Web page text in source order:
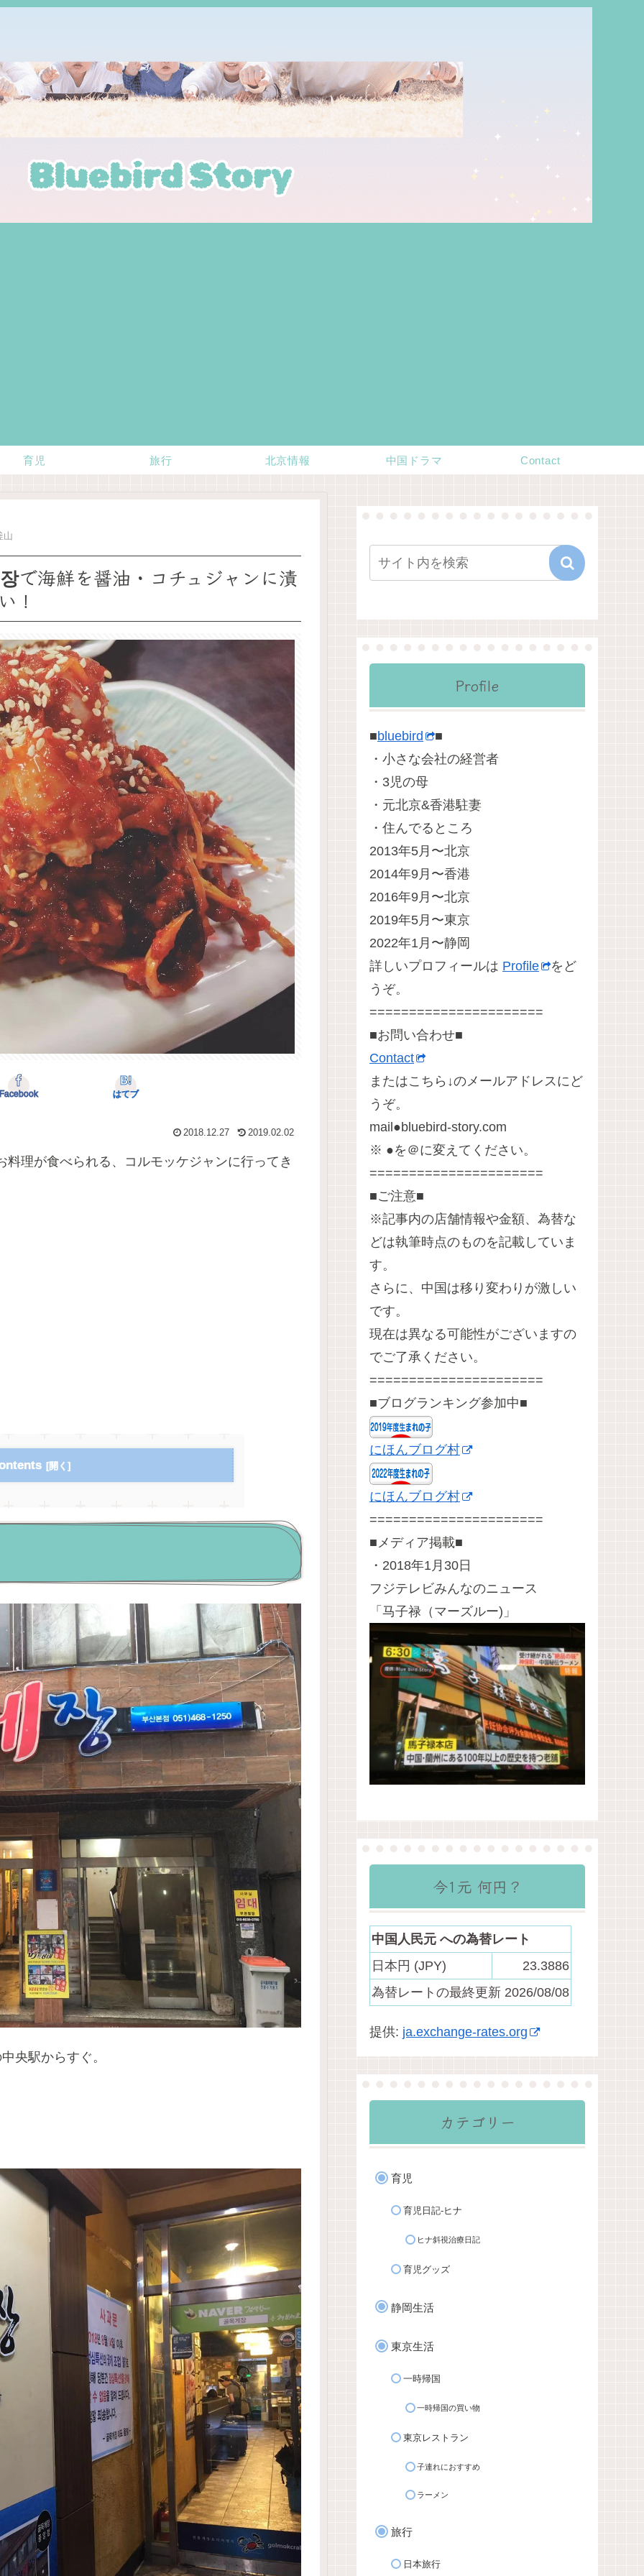
育児 旅行 北京情報 中国ドラマ Contact
山
で海鮮を醤油・コチュジャンに漬
！
はてブ
2018.12.27 2019.02.02
理が食べられる、コルモッケジャンに行ってき
央駅からすぐ。
Profile
■bluebird
■
・小さな会社の経営者
・3児の母
・元北京&香港駐妻
・住んでるところ
2013年5月〜北京
2014年9月〜香港
2016年9月〜北京
2019年5月〜東京
2022年1月〜静岡
詳しいプロフィールは Profile
をど
うぞ。
======================
■お問い合わせ■
Contact
またはこちら↓のメールアドレスにど
うぞ。
mail●bluebird-story.com
※ ●を＠に変えてください。
======================
■ご注意■
※記事内の店舗情報や金額、為替な
どは執筆時点のものを記載していま
す。
さらに、中国は移り変わりが激しい
です。
現在は異なる可能性がございますの
でご了承ください。
======================
■ブログランキング参加中■
にほんブログ村
にほんブログ村
======================
■メディア掲載■
・2018年1月30日
フジテレビみんなのニュース
「马子禄（マーズルー)」
今1元 何円？
中国人民元 への為替レート
日本円 (JPY)
23.3886
為替レートの最終更新 2026/08/08
提供: ja.exchange-rates.org
カテゴリー
育児
育児日記-ヒナ
ヒナ斜視治療日記
育児グッズ
静岡生活
東京生活
一時帰国
一時帰国の買い物
東京レストラン
子連れにおすすめ
ラーメン
旅行
日本旅行